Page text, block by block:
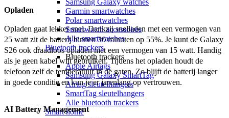
Samsung Galaxy watches
Garmin smartwatches
Polar smartwatches
Smartwatch accessoires
Alle smartwatches
Bluetooth trackers
Bluetooth trackers
Apple Airtags
Samsung Galaxy SmartTag
Airtag sleutelhangers
SmartTag sleutelhangers
Alle bluetooth trackers
Smart home
Opladen
Opladen gaat lekker snel. Dankzij snelladen met een vermogen van
25 watt zit de batterij binnen 30 minuten op 55%. Je kunt de Galaxy
S26 ook draadloos opladen met een vermogen van 15 watt. Handig
als je geen kabel wilt gebruiken. Tijdens het opladen houdt de
telefoon zelf de temperatuur in de gaten. Zo blijft de batterij langer
in goede conditie en kun je er jarenlang op vertrouwen.
AI Battery Management